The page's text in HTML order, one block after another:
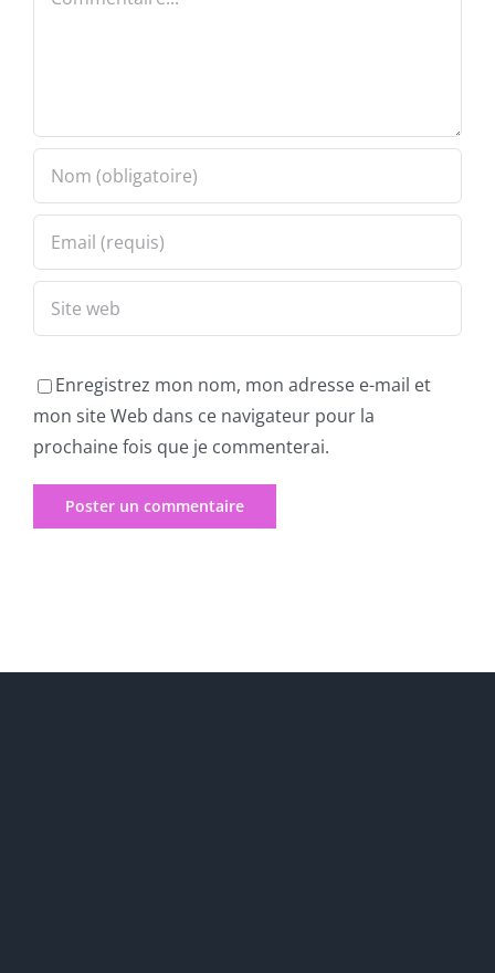
Enregistrez mon nom, mon adresse e-mail et
mon site Web dans ce navigateur pour la
prochaine fois que je commenterai.